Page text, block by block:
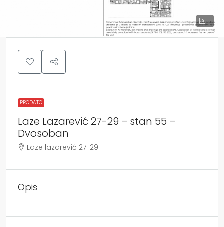
1
PRODATO
Laze Lazarević 27-29 – stan 55 –
Dvosoban
Laze lazarević 27-29
Opis